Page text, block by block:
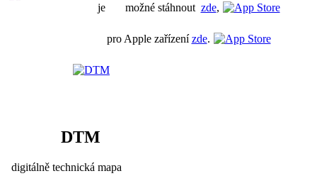
je možné stáhnout zde,
pro Apple zařízenízde.
DTM
digitálně technická mapa